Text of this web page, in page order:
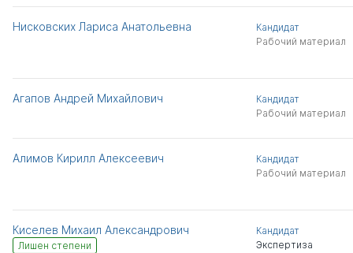
Нисковских Лариса Анатольевна
Кандидат
Рабочий материал
Агапов Андрей Михайлович
Кандидат
Рабочий материал
Алимов Кирилл Алексеевич
Кандидат
Рабочий материал
Киселев Михаил Александрович
Лишен степени
Кандидат
Экспертиза